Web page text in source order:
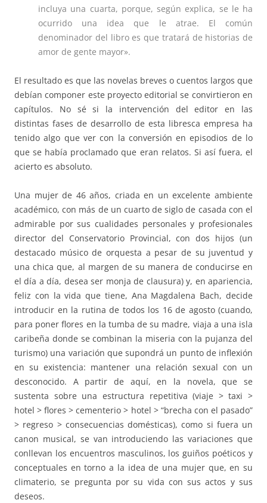
incluya una cuarta, porque, según explica, se le ha
ocurrido una idea que le atrae. El común
denominador del libro es que tratará de historias de
amor de gente mayor».
El resultado es que las novelas breves o cuentos largos que
debían componer este proyecto editorial se convirtieron en
capítulos. No sé si la intervención del editor en las
distintas fases de desarrollo de esta libresca empresa ha
tenido algo que ver con la conversión en episodios de lo
que se había proclamado que eran relatos. Si así fuera, el
acierto es absoluto.
Una mujer de 46 años, criada en un excelente ambiente
académico, con más de un cuarto de siglo de casada con el
admirable por sus cualidades personales y profesionales
director del Conservatorio Provincial, con dos hijos (un
destacado músico de orquesta a pesar de su juventud y
una chica que, al margen de su manera de conducirse en
el día a día, desea ser monja de clausura) y, en apariencia,
feliz con la vida que tiene, Ana Magdalena Bach, decide
introducir en la rutina de todos los 16 de agosto (cuando,
para poner flores en la tumba de su madre, viaja a una isla
caribeña donde se combinan la miseria con la pujanza del
turismo) una variación que supondrá un punto de inflexión
en su existencia: mantener una relación sexual con un
desconocido. A partir de aquí, en la novela, que se
sustenta sobre una estructura repetitiva (viaje > taxi >
hotel > flores > cementerio > hotel > “brecha con el pasado”
> regreso > consecuencias domésticas), como si fuera un
canon musical, se van introduciendo las variaciones que
conllevan los encuentros masculinos, los guiños poéticos y
conceptuales en torno a la idea de una mujer que, en su
climaterio, se pregunta por su vida con sus actos y sus
deseos.